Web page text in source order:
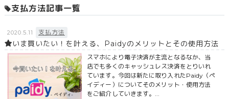
支払方法記事一覧
2020.5.11 支払方法
いま買いたい！を叶える、Paidyのメリットとその使用方法
スマホにより電子決済が主流となるなか、当
店でも多くのキャッシュレス決済をとりいれ
ています。今回は新たに取り入れたPaidy（ペ
イディー）についてそのメリット・使用方法
をご紹介していきます。...